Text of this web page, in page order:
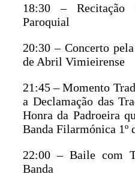
18:30 –
Paroquial
20:30 – Concerto
de Abril Vimieirense
21:45 – Momento
a Declamação das
Honra da Padroeira
Banda Filarmónica
22:00 – Baile com
Banda